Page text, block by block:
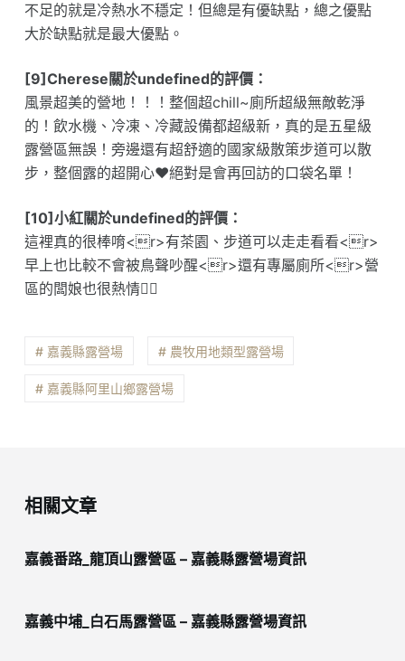
不足的就是冷熱水不穩定！但總是有優缺點，總之優點
大於缺點就是最大優點。
[9]Cherese關於undefined的評價：
風景超美的營地！！！整個超chill~廁所超級無敵乾淨
的！飲水機、冷凍、冷藏設備都超級新，真的是五星級
露營區無誤！旁邊還有超舒適的國家級散策步道可以散
步，整個露的超開心❤️絕對是會再回訪的口袋名單！
[10]小紅關於undefined的評價：
這裡真的很棒唷<r>有茶園、步道可以走走看看<r>
早上也比較不會被鳥聲吵醒<r>還有專屬廁所<r>營
區的闆娘也很熱情❤️‍🔥
# 嘉義縣露營場 # 農牧用地類型露營場
# 嘉義縣阿里山鄉露營場
相關文章
嘉義番路_龍頂山露營區 – 嘉義縣露營場資訊
嘉義中埔_白石馬露營區 – 嘉義縣露營場資訊